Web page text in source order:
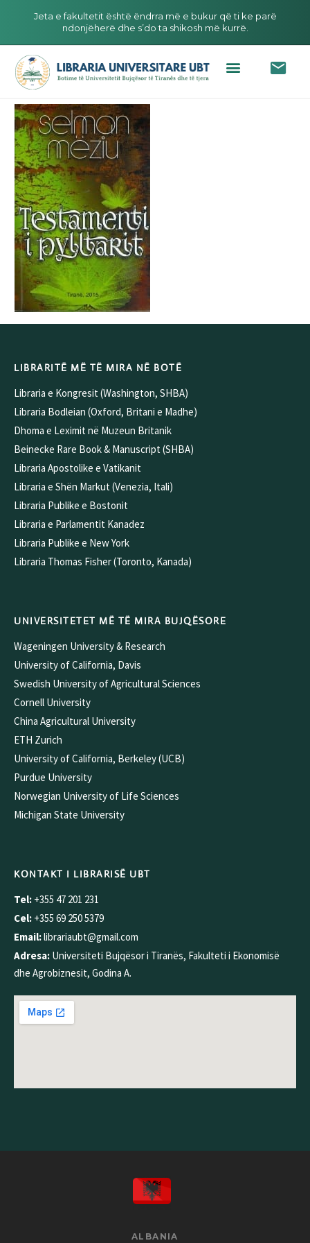
Jeta e fakultetit është ëndrra më e bukur që ti ke parë
ndonjëherë dhe s’do ta shikosh më kurrë.
LIBRARITË MË TË MIRA NË BOTË
Libraria e Kongresit (Washington, SHBA)
Libraria Bodleian (Oxford, Britani e Madhe)
Dhoma e Leximit në Muzeun Britanik
Beinecke Rare Book & Manuscript (SHBA)
Libraria Apostolike e Vatikanit
Libraria e Shën Markut (Venezia, Itali)
Libraria Publike e Bostonit
Libraria e Parlamentit Kanadez
Libraria Publike e New York
Libraria Thomas Fisher (Toronto, Kanada)
UNIVERSITETET MË TË MIRA BUJQËSORE
Wageningen University & Research
University of California, Davis
Swedish University of Agricultural Sciences
Cornell University
China Agricultural University
ETH Zurich
University of California, Berkeley (UCB)
Purdue University
Norwegian University of Life Sciences
Michigan State University
KONTAKT I LIBRARISË UBT
Tel: +355 47 201 231
Cel: +355 69 250 5379
Email:librariaubt@gmail.com
Adresa: Universiteti Bujqësor i Tiranës, Fakulteti i Ekonomisë
dhe Agrobiznesit, Godina A.
ALBANIA